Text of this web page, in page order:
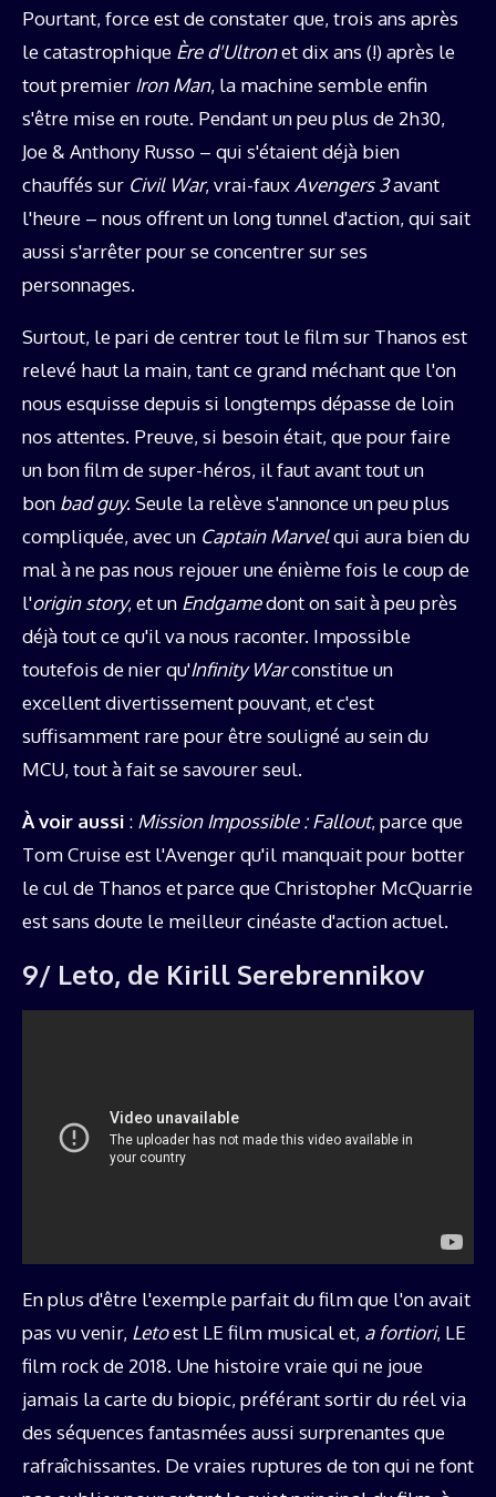
Pourtant, force est de constater que, trois ans après
le catastrophique Ère d'Ultronet dix ans (!) après le
tout premier Iron Man, la machine semble enfin
s'être mise en route. Pendant un peu plus de 2h30,
Joe & Anthony Russo – qui s'étaient déjà bien
chauffés sur Civil War, vrai-faux Avengers 3avant
l'heure – nous offrent un long tunnel d'action, qui sait
aussi s'arrêter pour se concentrer sur ses
personnages.
Surtout, le pari de centrer tout le film sur Thanos est
relevé haut la main, tant ce grand méchant que l'on
nous esquisse depuis si longtemps dépasse de loin
nos attentes. Preuve, si besoin était, que pour faire
un bon film de super-héros, il faut avant tout un
bon bad guy. Seule la relève s'annonce un peu plus
compliquée, avec un Captain Marvelqui aura bien du
mal à ne pas nous rejouer une énième fois le coup de
l'origin story, et un Endgamedont on sait à peu près
déjà tout ce qu'il va nous raconter. Impossible
toutefois de nier qu'Infinity Warconstitue un
excellent divertissement pouvant, et c'est
suffisamment rare pour être souligné au sein du
MCU, tout à fait se savourer seul.
À voir aussi : Mission Impossible : Fallout, parce que
Tom Cruise est l'Avenger qu'il manquait pour botter
le cul de Thanos et parce que Christopher McQuarrie
est sans doute le meilleur cinéaste d'action actuel.
9/ Leto, de Kirill Serebrennikov
En plus d'être l'exemple parfait du film que l'on avait
pas vu venir, Letoest LE film musical et, a fortiori, LE
film rock de 2018. Une histoire vraie qui ne joue
jamais la carte du biopic, préférant sortir du réel via
des séquences fantasmées aussi surprenantes que
rafraîchissantes. De vraies ruptures de ton qui ne font